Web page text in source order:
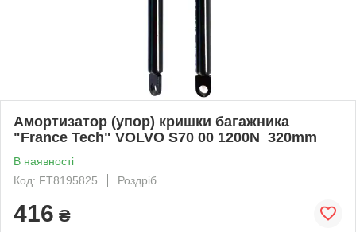
Амортизатор (упор) кришки багажника
"France Tech" VOLVO S70 00 1200N 320mm
В наявності
Код: FT8195825
Роздріб
416 ₴